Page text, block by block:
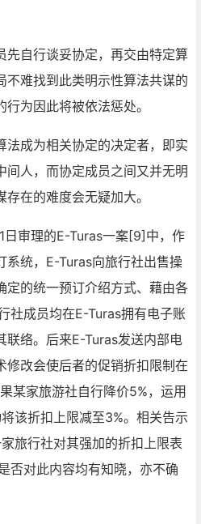
先自行谈妥协定，再交由特定算
不难找到此类明示性算法共谋的
为因此将被依法惩处。
法成为相关协定的决定者，即实
间人，而协定成员之间又并无明
在的难度会无疑加大。
日审理的E-Turas一案[9]中，作
系统，E-Turas向旅行社出售操
定的统一预订介绍方式、藉由各
社成员均在E-Turas拥有电子账
联络。后来E-Turas发送内部电
修改会使后者的促销折扣限制在
某家旅游社自行降价5%，运用
该折扣上限减至3%。相关告示
旅行社对其强加的折扣上限表
否对此内容均有知晓，亦不确